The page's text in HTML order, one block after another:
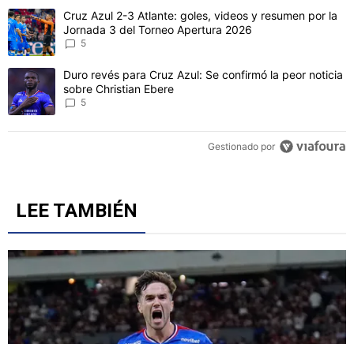
CONVERSACIONES ACTIVAS
Este listado muestra los artículos con más comentarios en los
Un artículo de tendencia con el título "Cruz Azul 2-3 Atlante:
Cruz Azul 2-3 Atlante: goles, videos y resumen por la
Jornada 3 del Torneo Apertura 2026
Un artículo de tendencia con el título "Duro revés para Cruz
Duro revés para Cruz Azul: Se confirmó la peor noticia
LEE TAMBIÉN